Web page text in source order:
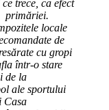
trece, ca efect
primăriei.
locale
de
cu gropi
într-o stare
de la
ale sportului
Casa